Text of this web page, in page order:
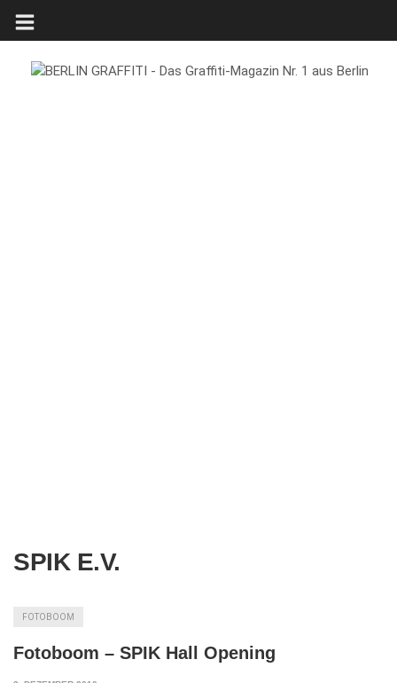
SPIK E.V.
FOTOBOOM
Fotoboom – SPIK Hall Opening